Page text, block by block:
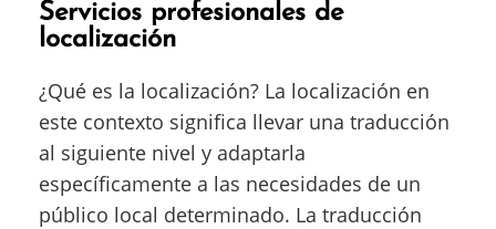
Servicios profesionales de
localización
¿Qué es la localización? La localización en
este contexto significa llevar una traducción
al siguiente nivel y adaptarla
específicamente a las necesidades de un
público local determinado. La traducción